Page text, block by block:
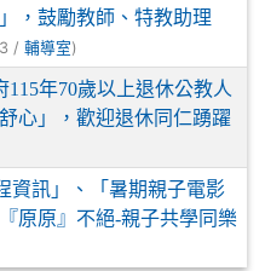
，鼓勵教師、特教助理
/ 輔導室)
115年70歲以上退休公教人
心」，歡迎退休同仁踴躍
資訊」、「暑期親子電影
原原』不絕-親子共學同樂